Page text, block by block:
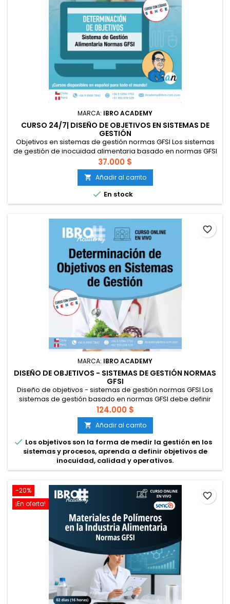
MARCA: IBRO ACADEMY
CURSO 24/7| DISEÑO DE OBJETIVOS EN SISTEMAS DE
GESTIÓN
Objetivos en sistemas de gestión normas GFSI Los sistemas
de gestión de inocuidad alimentaria basado en normas GFSI
debe definir políticas y objetivos para determinar la eficacia
de los sistemas de gestión. Se considera que se deben
abarcar objetivos en 4 ámbitos. Calidad, inocuidad,
legalidad y autenticidad. El curso Objetivos en sistemas de
gestión...
37.000 $
 Añadir al carrito
 En stock
MARCA: IBRO ACADEMY
DISEÑO DE OBJETIVOS - SISTEMAS DE GESTIÓN NORMAS
GFSI
Diseño de objetivos - sistemas de gestión normas GFSI Los
sistemas de gestión basado en normas GFSI debe definir
políticas y objetivos para determinar la eficacia de los
sistemas de gestión. Se considera que se deben abarcar
objetivos en 4 ámbitos. Calidad, inocuidad, legalidad y
autenticidad. Estos objetivos se deben desplegar en los
diversos niveles de...
124.000 $
 Añadir al carrito
 Los objetivos son la forma de medir la gestión en los
sistemas y procesos, aprenda a definir objetivos de
inocuidad, calidad y operativos.
favorite_border
-20%
¡En oferta!
favorite_border